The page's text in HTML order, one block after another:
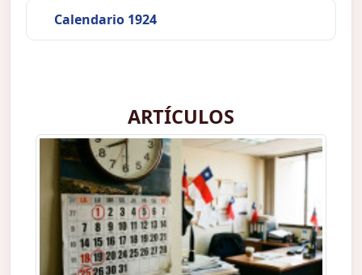
Calendario 1924
ARTÍCULOS